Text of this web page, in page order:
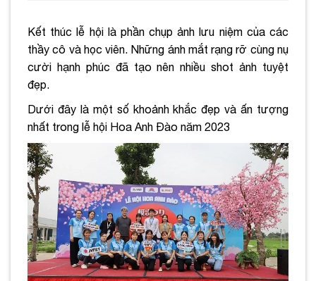
Kết thúc lễ hội là phần chụp ảnh lưu niệm của các
thầy cô và học viên. Những ánh mắt rạng rỡ cùng nụ
cười hạnh phúc đã tạo nên nhiều shot ảnh tuyệt
đẹp.
Dưới đây là một số khoảnh khắc đẹp và ấn tượng
nhất trong lễ hội Hoa Anh Đào năm 2023